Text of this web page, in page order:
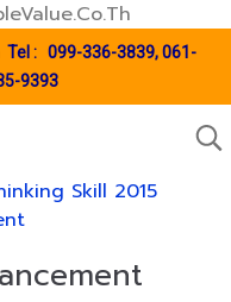
Tel : 099-336-3839,061-
9393
Skill 2015